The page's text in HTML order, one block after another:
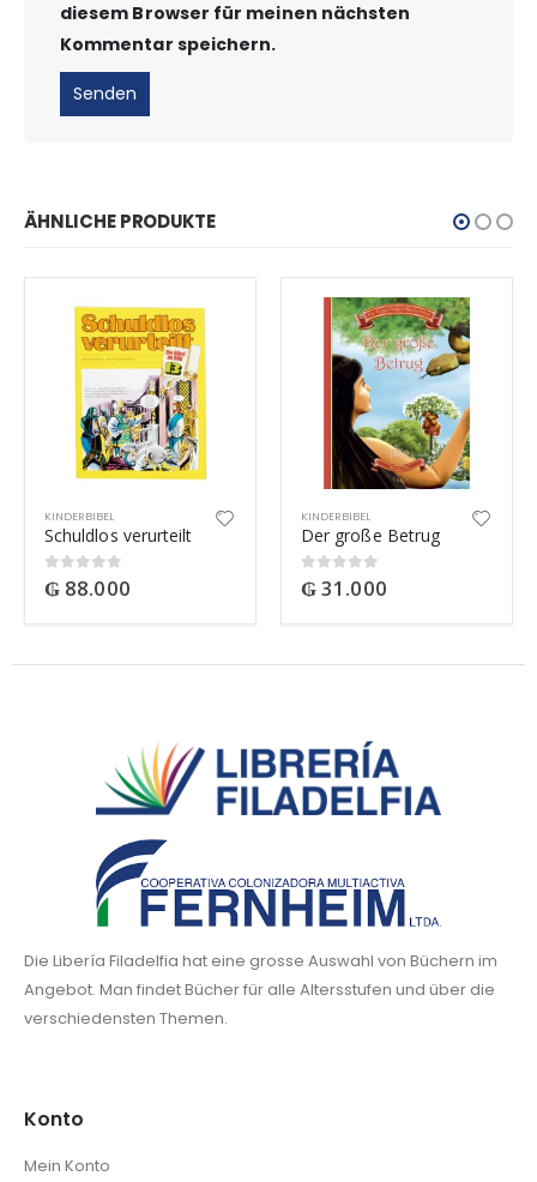
diesem Browser für meinen nächsten
Kommentar speichern.
ÄHNLICHE PRODUKTE
KINDERBIBEL
Schuldlos verurteilt
0out of 5
₲ 88.000
KINDERBIBEL
Der große Betrug
0out of 5
₲31.000
Die Libería Filadelfia hat eine grosse Auswahl von Büchern im
Angebot. Man findet Bücher für alle Altersstufen und über die
verschiedensten Themen.
Konto
Mein Konto